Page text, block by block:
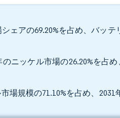
ェアの69.20%を占め、バッテ
ニッケル市場の26.20%を占
規模の71.10%を占め、2031